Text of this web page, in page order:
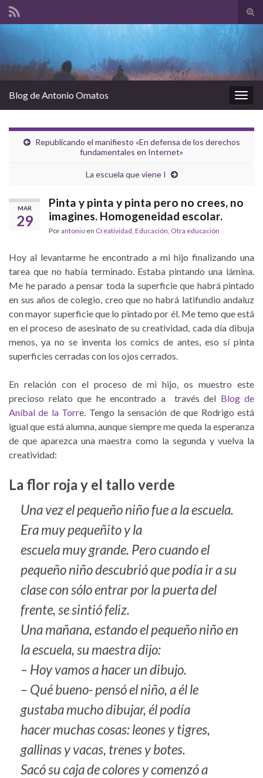
el
la
Blog de Antonio Omatos
Republicando el manifiesto «En defensa de los derechos
fundamentales en Internet»
La escuela que viene I
MAR
29
Pinta y pinta y pinta pero no crees, no
imagines. Homogeneidad escolar.
Porantonio en Creatividad Educación Otra educación
Hoy al levantarme he encontrado a mi hijo finalizando una
tarea que no había terminado. Estaba pintando una lámina.
Me he parado a pensar toda la superficie que habrá pintado
en sus años de colegio, creo que no habrá latifundio andaluz
con mayor superficie que lo pintado por él. Me temo que está
en el proceso de asesinato de su creatividad, cada día dibuja
menos, ya no se inventa los comics de antes, eso sí pinta
superficies cerradas con los ojos cerrados.
En relación con el proceso de mi hijo, os muestro este
precioso relato que he encontrado a través del Blog de
Aníbal de la Torre. Tengo la sensación de que Rodrigo está
igual que está alumna, aunque siempre me queda la esperanza
de que aparezca una maestra como la segunda y vuelva la
creatividad:
La flor roja y el tallo verde
Una vez el pequeño niño fue a la escuela.
Era muy pequeñito y la
escuela muy grande. Pero cuando el
pequeño niño descubrió que podía ir a su
clase con sólo entrar por la puerta del
frente, se sintió feliz.
Una mañana, estando el pequeño niño en
la escuela, su maestra dijo:
– Hoy vamos a hacer un dibujo.
– Qué bueno- pensó el niño, a él le
gustaba mucho dibujar, él podía
hacer muchas cosas: leones y tigres,
gallinas y vacas, trenes y botes.
Sacó su caja de colores y comenzó a